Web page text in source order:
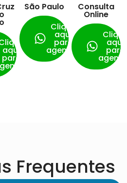
aqui
para
São Paulo
Clique
aqui
para
agendar
Consulta
Online
aqui
para
Frequentes